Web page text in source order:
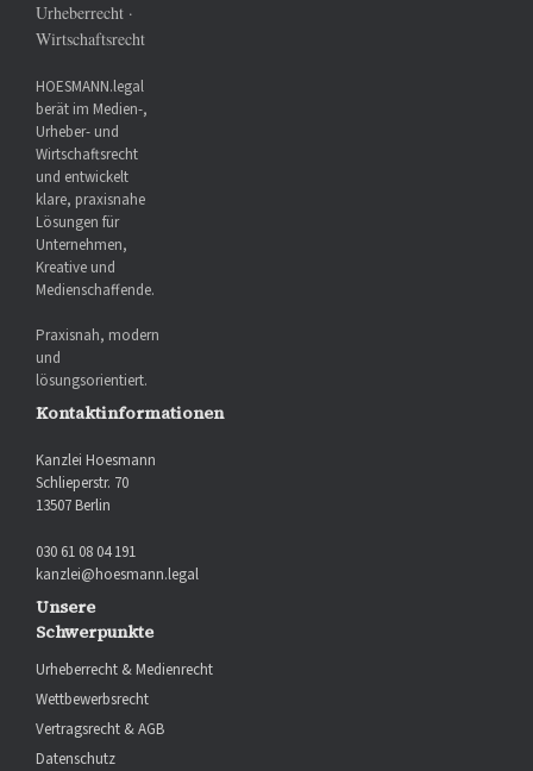
Urheberrecht ·
Wirtschaftsrecht
HOESMANN.legal
berät im Medien-,
Urheber- und
Wirtschaftsrecht
und entwickelt
klare, praxisnahe
Lösungen für
Unternehmen,
Kreative und
Medienschaffende.
Praxisnah, modern
und
lösungsorientiert.
Kontaktinformationen
Kanzlei Hoesmann
Schlieperstr. 70
13507 Berlin
030 61 08 04 191
kanzlei@hoesmann.legal
Unsere
Schwerpunkte
Urheberrecht & Medienrecht
Wettbewerbsrecht
Vertragsrecht & AGB
Datenschutz